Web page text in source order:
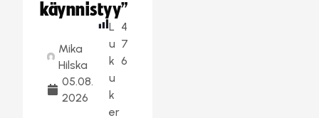
käynnistyy”
Mika
Hilska
05.08.
2026
L
u
k
u
k
er
4
7
6